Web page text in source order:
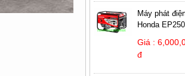
Máy phát
Honda
Giá :
đ